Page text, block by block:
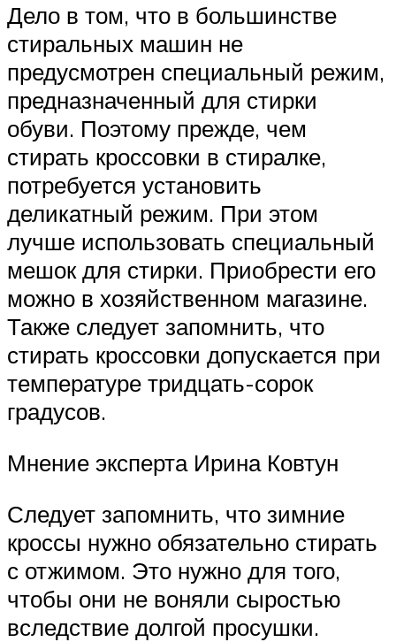
Дело в том, что в большинстве
стиральных машин не
предусмотрен специальный режим,
предназначенный для стирки
обуви. Поэтому прежде, чем
стирать кроссовки в стиралке,
потребуется установить
деликатный режим. При этом
лучше использовать специальный
мешок для стирки. Приобрести его
можно в хозяйственном магазине.
Также следует запомнить, что
стирать кроссовки допускается при
температуре тридцать-сорок
градусов.
Мнение эксперта Ирина Ковтун
Следует запомнить, что зимние
кроссы нужно обязательно стирать
с отжимом. Это нужно для того,
чтобы они не воняли сыростью
вследствие долгой просушки.